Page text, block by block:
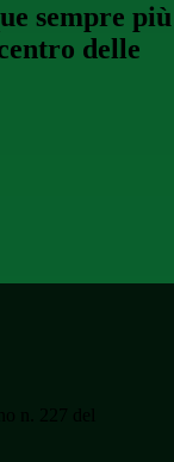
sempre più
delle